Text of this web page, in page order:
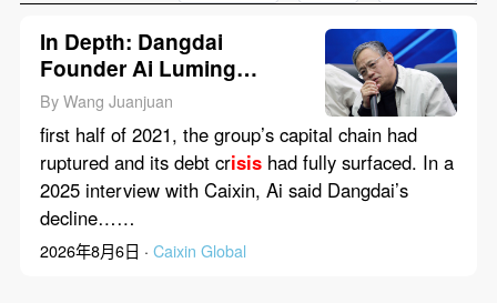
In Depth: Dangdai
Founder Ai Luming
Detained as Probe Into
Debt Cr isisWidens
By Wang Juanjuan
first half of 2021, the group’s capital chain had
ruptured and its debt crisishad fully surfaced. In a
2025 interview with Caixin, Ai said Dangdai’s
decline……
2026年8月6日 · Caixin Global